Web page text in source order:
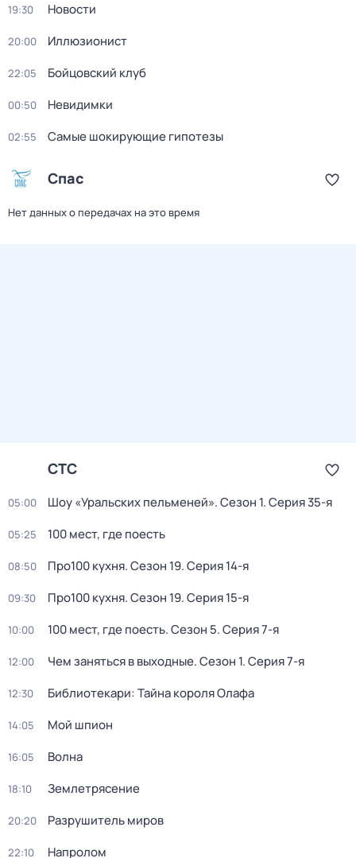
19:30 Новости
20:00 Иллюзионист
22:05 Бойцовский клуб
00:50 Невидимки
02:55 Самые шoкиpующие гипотезы
Спас
Нет данных о передачах на это время
СТС
05:00 Шоу «Уральских пельменей». Сезон 1. Серия 35-я
05:25 100 мест, где поесть
08:50 Про100 кухня. Сезон 19. Серия 14-я
09:30 Про100 кухня. Сезон 19. Серия 15-я
10:00 100 мест, где поесть. Сезон 5. Серия 7-я
12:00 Чем заняться в выходные. Сезон 1. Серия 7-я
12:30 Библиотекари: Тайна короля Олафа
14:05 Мой шпион
16:05 Волна
18:10 Землетрясение
20:20 Разрушитель миров
22:10 Напролом